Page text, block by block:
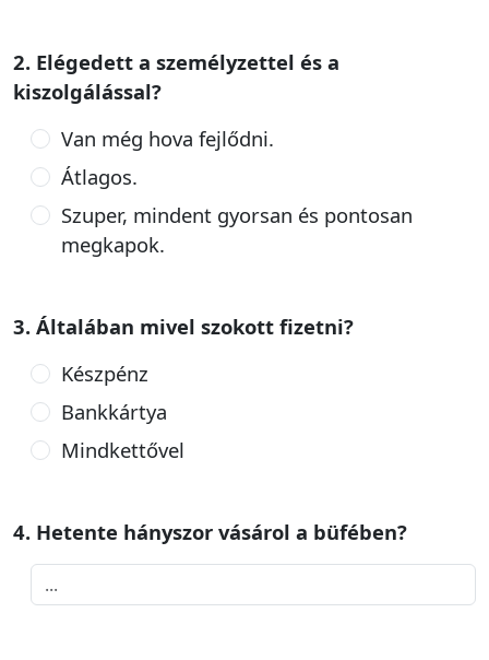
2. Elégedett a személyzettel és a
kiszolgálással?
Van még hova fejlődni.
Átlagos.
Szuper, mindent gyorsan és pontosan
megkapok.
3. Általában mivel szokott fizetni?
Készpénz
Bankkártya
Mindkettővel
4. Hetente hányszor vásárol a büfében?